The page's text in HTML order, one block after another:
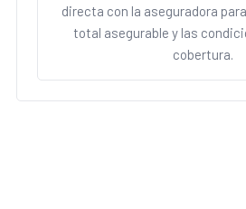
directa con la aseguradora
total asegurable y las
cobertura.